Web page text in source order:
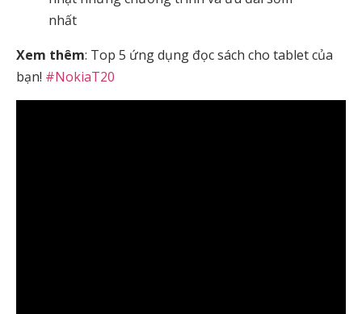
nhất
Xem thêm: Top 5 ứng dụng đọc sách cho tablet của
bạn! #NokiaT20